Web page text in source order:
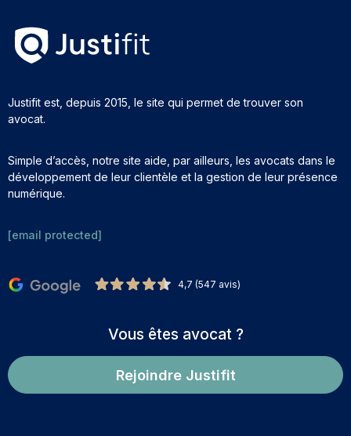
Justifit est, depuis 2015, le site qui permet de trouver son
avocat.
Simple d’accès, notre site aide, par ailleurs, les avocats dans le
développement de leur clientèle et la gestion de leur présence
numérique.
[email protected]
4,7 (547 avis)
Vous êtes avocat ?
Rejoindre Justifit